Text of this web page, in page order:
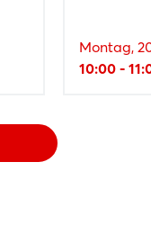
Montag,
10:00 -